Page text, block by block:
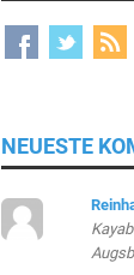
NEUESTE